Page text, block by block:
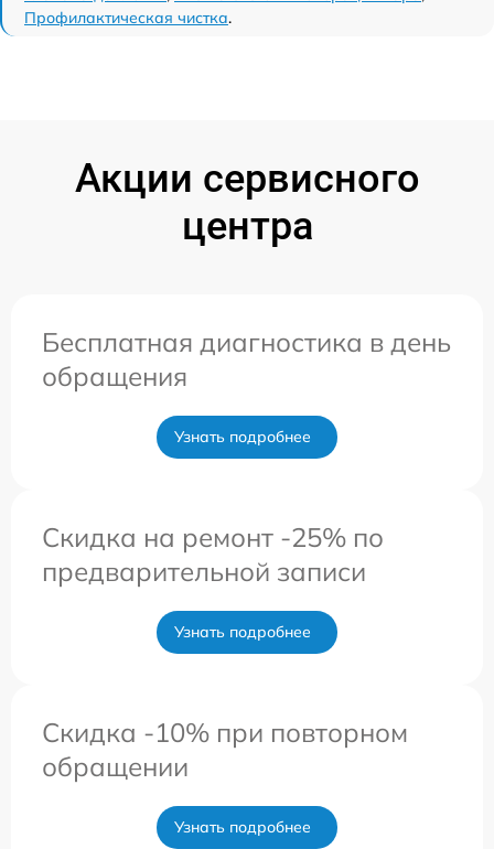
Профилактическая чистка.
Акции сервисного
центра
Бесплатная диагностика в день
обращения
Узнать подробнее
Скидка на ремонт -25% по
предварительной записи
Узнать подробнее
Скидка -10% при повторном
обращении
Узнать подробнее